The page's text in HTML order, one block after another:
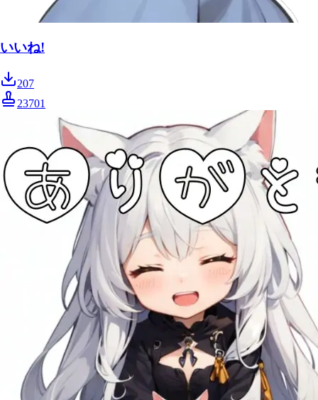
いいね!
207
23701